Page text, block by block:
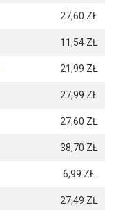
27,60 ZŁ
11,54 ZŁ
21,99 ZŁ
27,99 ZŁ
27,60 ZŁ
38,70 ZŁ
6,99 ZŁ
27,49 ZŁ